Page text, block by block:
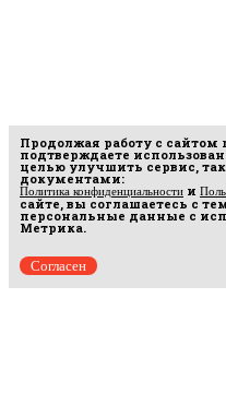
Продолжая работу с сайтом
подтверждаете
целью улучшить сервис,
документами:
Политика конфиденциальности и
сайте, вы соглашаетесь с
персональные данные с
Метрика.
Согласен